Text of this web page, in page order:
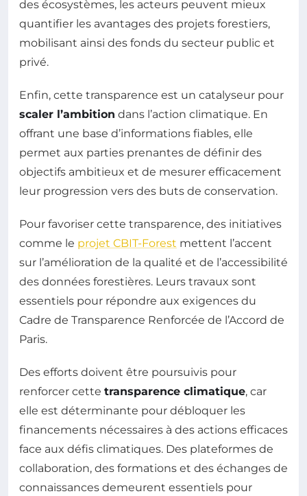
des écosystèmes, les acteurs peuvent mieux
quantifier les avantages des projets forestiers,
mobilisant ainsi des fonds du secteur public et
privé.
Enfin, cette transparence est un catalyseur pour
scaler l’ambition dans l’action climatique. En
offrant une base d’informations fiables, elle
permet aux parties prenantes de définir des
objectifs ambitieux et de mesurer efficacement
leur progression vers des buts de conservation.
Pour favoriser cette transparence, des initiatives
comme le projet CBIT-Forest mettent l’accent
sur l’amélioration de la qualité et de l’accessibilité
des données forestières. Leurs travaux sont
essentiels pour répondre aux exigences du
Cadre de Transparence Renforcée de l’Accord de
Paris.
Des efforts doivent être poursuivis pour
renforcer cette transparence climatique, car
elle est déterminante pour débloquer les
financements nécessaires à des actions efficaces
face aux défis climatiques. Des plateformes de
collaboration, des formations et des échanges de
connaissances demeurent essentiels pour